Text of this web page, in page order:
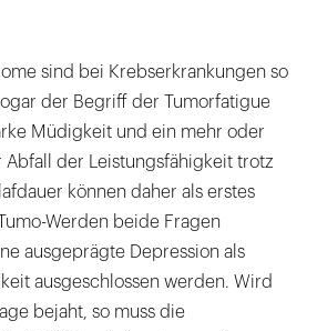
sind bei Krebserkrankungen so
der Begriff der Tumorfatigue
Müdigkeit und ein mehr oder
der Leistungsfähigkeit trotz
können daher als erstes
Werden beide Fragen
ausgeprägte Depression als
ausgeschlossen werden. Wird
bejaht, so muss die